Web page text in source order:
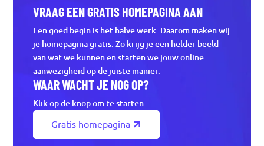
VRAAG EEN GRATIS HOMEPAGINA AAN
Een goed begin is het halve werk. Daarom maken wij
je homepagina gratis. Zo krijg je een helder beeld
van wat we kunnen en starten we jouw online
aanwezigheid op de juiste manier.
WAAR WACHT JE NOG OP?
Klik op de knop om te starten.
Gratis homepagina